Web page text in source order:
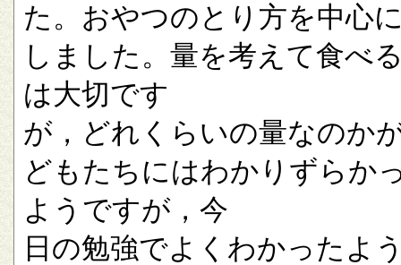
た。おやつのとり方を中心
しました。量を考えて食べ
は大切です
が，どれくらいの量なのか
どもたちにはわかりずらか
ようですが，今
日の勉強でよくわかったよ